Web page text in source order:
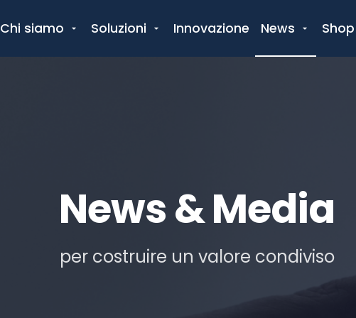
Chi siamo Soluzioni Innovazione News Shop
News & Media
per costruire un valore condiviso